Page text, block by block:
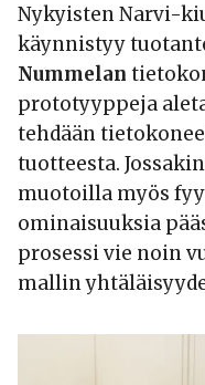
Nykyisten Narvi-
käynnistyy
Nummelan
prototyyppeja
tehdään
tuotteesta.
muotoilla myös
ominaisuuksia
prosessi vie noin
mallin